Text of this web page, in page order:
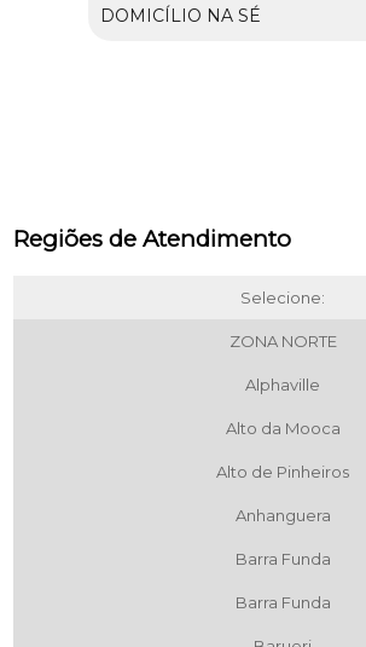
DOMICÍLIO NA SÉ
Regiões de Atendimento
Selecione:
ZONA NORTE
Alphaville
Alto da Mooca
Alto de Pinheiros
Anhanguera
Barra Funda
Barra Funda